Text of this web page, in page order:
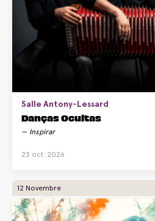
Salle Antony-Lessard
Danças Ocultas
Inspirar
23 oct. 2026
12 Novembre